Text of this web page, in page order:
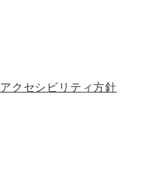
アクセシビリティ方針